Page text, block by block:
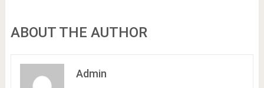
ABOUT THE AUTHOR
Admin